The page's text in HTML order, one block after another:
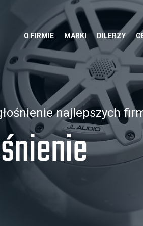
O FIRMIE MARKI DILERZY
najlepszych